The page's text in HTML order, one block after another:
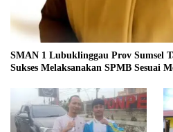
SMAN 1 Lubuklinggau Prov Sumsel
Sukses Melaksanakan SPMB